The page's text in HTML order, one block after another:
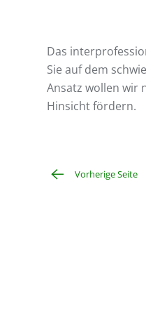
Das
Sie auf dem
Ansatz wollen wir
Hinsicht fördern.
Vorherige Seite